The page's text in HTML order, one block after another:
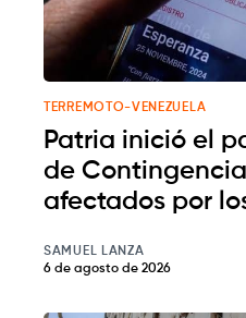
TERREMOTO-VENEZUELA
Patria inició el
de
afectados por
SAMUEL LANZA
6 de agosto de 2026